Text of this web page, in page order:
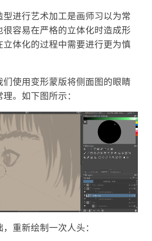
型进行艺术加工是画师习以为常
很容易在严格的立体化时造成形
立体化的过程中需要进行更为慎
们使用变形蒙版将侧面图的眼睛
。如下图所示：
重新绘制一次人头：